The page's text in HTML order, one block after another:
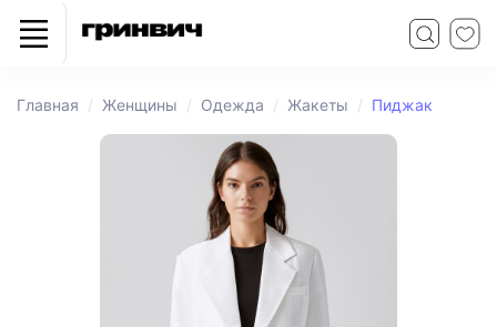
Главная Женщины Одежда Жакеты Пиджак